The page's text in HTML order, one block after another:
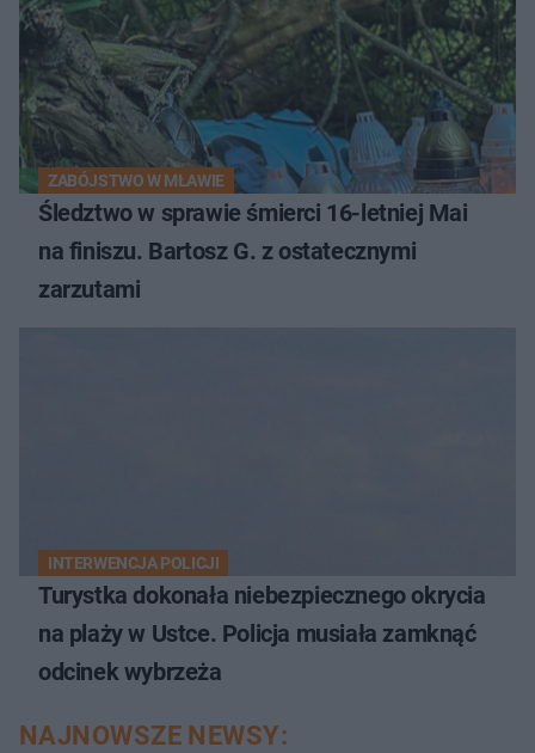
ZABÓJSTWO W MŁAWIE
Śledztwo w sprawie śmierci 16-letniej Mai
na finiszu. Bartosz G. z ostatecznymi
zarzutami
INTERWENCJA POLICJI
Turystka dokonała niebezpiecznego okrycia
na plaży w Ustce. Policja musiała zamknąć
odcinek wybrzeża
NAJNOWSZE NEWSY: